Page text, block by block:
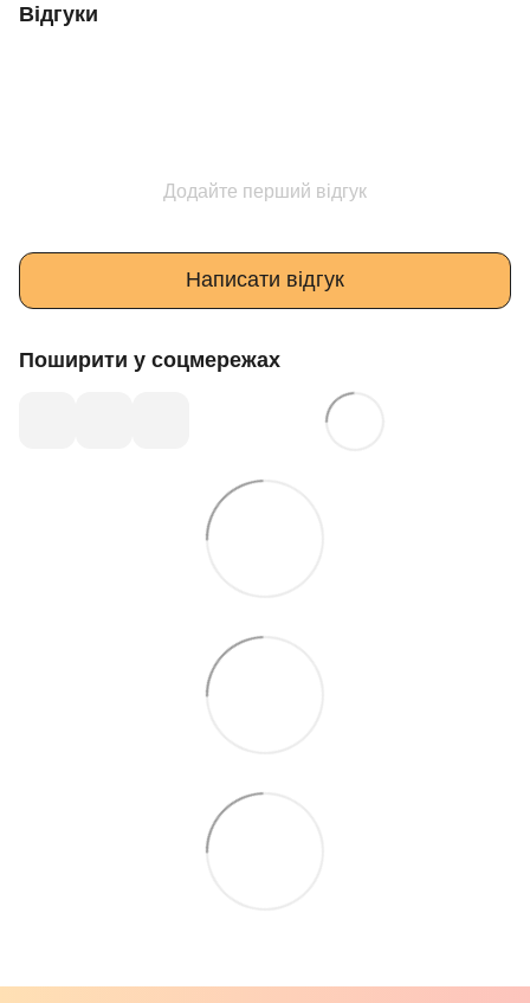
Відгуки
Додайте перший відгук
Написати відгук
Поширити у соцмережах